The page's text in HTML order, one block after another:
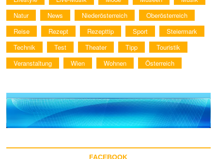
Natur
News Niederösterreich
Oberösterreich
Reise
Rezept Rezepttip Sport
Steiermark
Technik
Test Theater Tipp
Touristik
Veranstaltung
Wien Wohnen Österreich
FACEBOOK